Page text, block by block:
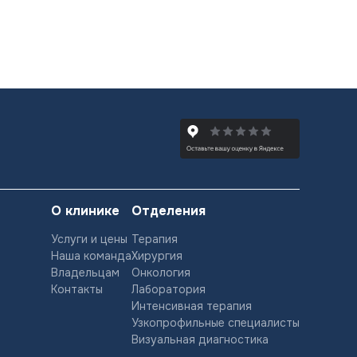
О клинике
Услуги и цены
Наша команда
Владельцам
Контакты
Отделения
Терапия
Хирургия
Онкология
Лаборатория
Интенсивная терапия
Узкопрофильные специалисты
Визуальная диагностика